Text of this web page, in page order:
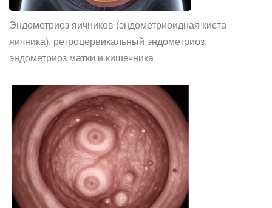
Эндометриоз яичников (эндометриоидная киста
яичника), ретроцервикальный эндометриоз,
эндометриоз матки и кишечника